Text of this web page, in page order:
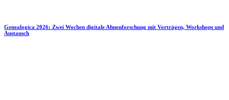
Genealogica 2026: Zwei Wochen digitale Ahnenforschung mit Vorträgen, Workshops und
Austausch